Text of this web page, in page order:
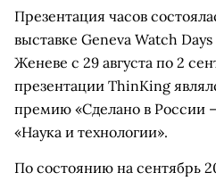
Презентация часов
выставке Geneva Watch
Женеве с 29 августа по 2
презентации ThinKing
премию «Сделано в России
«Наука и технологии».
По состоянию на сентябрь